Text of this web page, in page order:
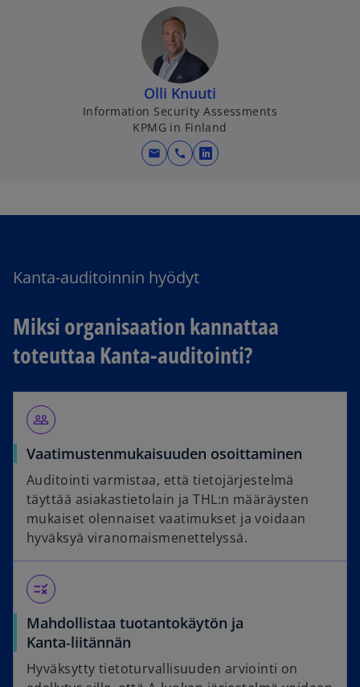
Olli Knuuti
Information Security Assessments
KPMG in Finland
mail call
o
n
e
w
a
Kanta-auditoinnin hyödyt
Miksi organisaation kannattaa
toteuttaa Kanta-auditointi?
people_outline
Vaatimustenmukaisuuden osoittaminen
Auditointi varmistaa, että tietojärjestelmä
täyttää asiakastietolain ja THL:n määräysten
mukaiset olennaiset vaatimukset ja voidaan
hyväksyä viranomaismenettelyssä.
rule
Mahdollistaa tuotantokäytön ja
Kanta‑liitännän
Hyväksytty tietoturvallisuuden arviointi on